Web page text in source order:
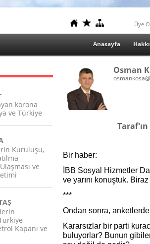
Üye
Anasayfa
korona
ve Türkiye
Kuruluşu,
ve
Kapanı ve
Osman
Bir haber:
İBB Sosyal Hizmetler
ve yarını konuştuk.
***
Ondan sonra,
Kararsızlar bir parti
buluyorlar? Bunun